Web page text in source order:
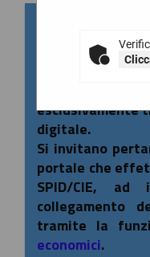
SPID/CIE:
In
esclusivamente
digitale.
Si invitano
portale che
SPID/CIE,
collegamento
tramite la
economici.